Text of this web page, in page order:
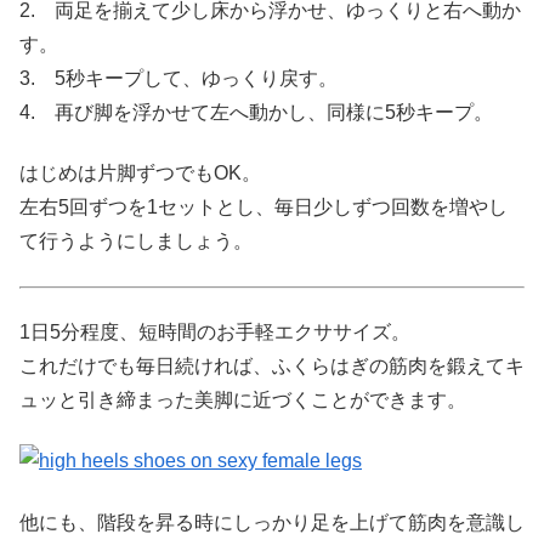
2. 両足を揃えて少し床から浮かせ、ゆっくりと右へ動か
す。
3. 5秒キープして、ゆっくり戻す。
4. 再び脚を浮かせて左へ動かし、同様に5秒キープ。
はじめは片脚ずつでもOK。
左右5回ずつを1セットとし、毎日少しずつ回数を増やし
て行うようにしましょう。
1日5分程度、短時間のお手軽エクササイズ。
これだけでも毎日続ければ、ふくらはぎの筋肉を鍛えてキ
ュッと引き締まった美脚に近づくことができます。
他にも、階段を昇る時にしっかり足を上げて筋肉を意識し